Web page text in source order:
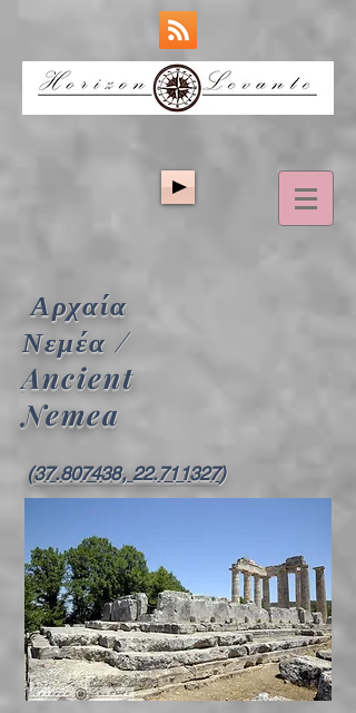
Αρχαία
Νεμέα /
Ancient
Nemea
(37.807438, 22.711327)